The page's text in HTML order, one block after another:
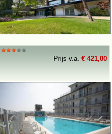
Prijs v.a. € 421,00